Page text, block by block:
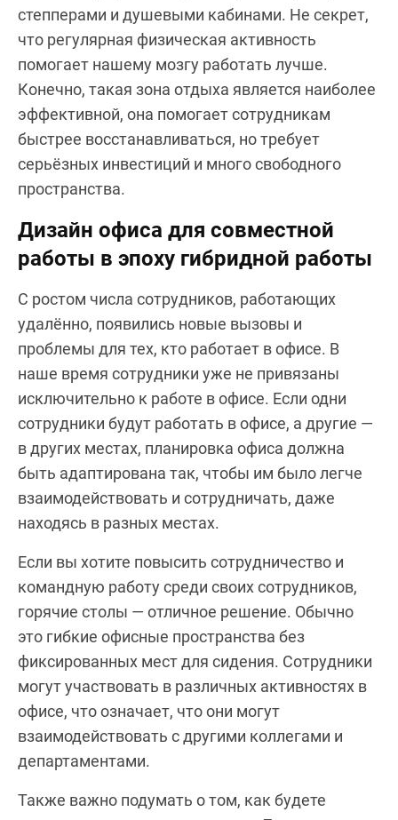
степперами и душевыми кабинами. Не секрет,
что регулярная физическая активность
помогает нашему мозгу работать лучше.
Конечно, такая зона отдыха является наиболее
эффективной, она помогает сотрудникам
быстрее восстанавливаться, но требует
серьёзных инвестиций и много свободного
пространства.
Дизайн офиса для совместной
работы в эпоху гибридной работы
С ростом числа сотрудников, работающих
удалённо, появились новые вызовы и
проблемы для тех, кто работает в офисе. В
наше время сотрудники уже не привязаны
исключительно к работе в офисе. Если одни
сотрудники будут работать в офисе, а другие —
в других местах, планировка офиса должна
быть адаптирована так, чтобы им было легче
взаимодействовать и сотрудничать, даже
находясь в разных местах.
Если вы хотите повысить сотрудничество и
командную работу среди своих сотрудников,
горячие столы — отличное решение. Обычно
это гибкие офисные пространства без
фиксированных мест для сидения. Сотрудники
могут участвовать в различных активностях в
офисе, что означает, что они могут
взаимодействовать с другими коллегами и
департаментами.
Также важно подумать о том, как будете